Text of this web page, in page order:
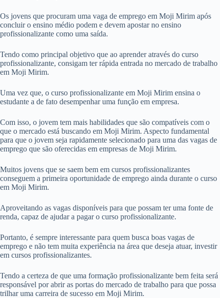
Os jovens que procuram uma vaga de emprego em Moji Mirim após
concluir o ensino médio podem e devem apostar no ensino
profissionalizante como uma saída.
Tendo como principal objetivo que ao aprender através do curso
profissionalizante, consigam ter rápida entrada no mercado de trabalho
em Moji Mirim.
Uma vez que, o curso profissionalizante em Moji Mirim ensina o
estudante a de fato desempenhar uma função em empresa.
Com isso, o jovem tem mais habilidades que são compatíveis com o
que o mercado está buscando em Moji Mirim. Aspecto fundamental
para que o jovem seja rapidamente selecionado para uma das vagas de
emprego que são oferecidas em empresas de Moji Mirim.
Muitos jovens que se saem bem em cursos profissionalizantes
conseguem a primeira oportunidade de emprego ainda durante o curso
em Moji Mirim.
Aproveitando as vagas disponíveis para que possam ter uma fonte de
renda, capaz de ajudar a pagar o curso profissionalizante.
Portanto, é sempre interessante para quem busca boas vagas de
emprego e não tem muita experiência na área que deseja atuar, investir
em cursos profissionalizantes.
Tendo a certeza de que uma formação profissionalizante bem feita será
responsável por abrir as portas do mercado de trabalho para que possa
trilhar uma carreira de sucesso em Moji Mirim.